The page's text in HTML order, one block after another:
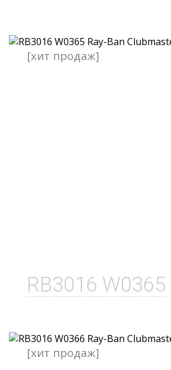
RB3016 W0365
[хит продаж]
[хит продаж]